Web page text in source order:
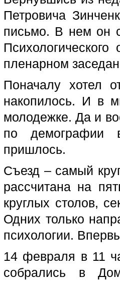
Петровича
письмо. В нем он
пленарном
Поначалу хотел
накопилось. И в
молодежке. Да и
по демографии
пришлось.
Съезд – самый
рассчитана на
круглых столов,
Одних только
психологии.
14 февраля в 11
собрались в